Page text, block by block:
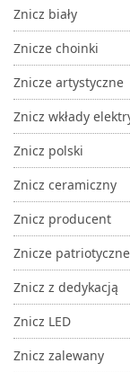
Znicz biały
Znicze choinki
Znicze artystyczne
Znicz wkłady
Znicz polski
Znicz ceramiczny
Znicz producent
Znicze patriotyczne
Znicz z dedykacją
Znicz LED
Znicz zalewany